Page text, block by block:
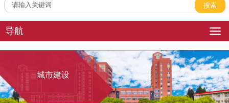
导航
城市建设